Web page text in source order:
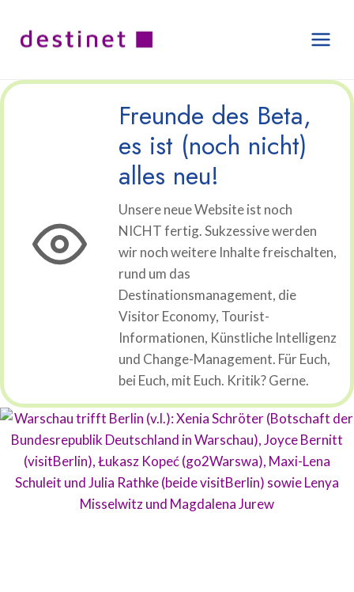
Inhalt
springen
Freunde des Beta,
es ist (noch nicht)
alles neu!
Unsere neue Website ist noch
NICHT fertig. Sukzessive werden
wir noch weitere Inhalte freischalten,
rund um das
Destinationsmanagement, die
Visitor Economy, Tourist-
Informationen, Künstliche Intelligenz
und Change-Management. Für Euch,
bei Euch, mit Euch. Kritik? Gerne.